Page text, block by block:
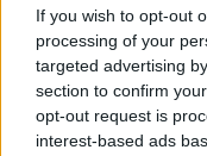
If you wish to opt-out
processing of your
targeted advertising
section to confirm
opt-out request is
interest-based ads
Alla fermata
La repressione
Diseducazione
Foto storica
Esequie solenni
Nostalgia del sangue blu